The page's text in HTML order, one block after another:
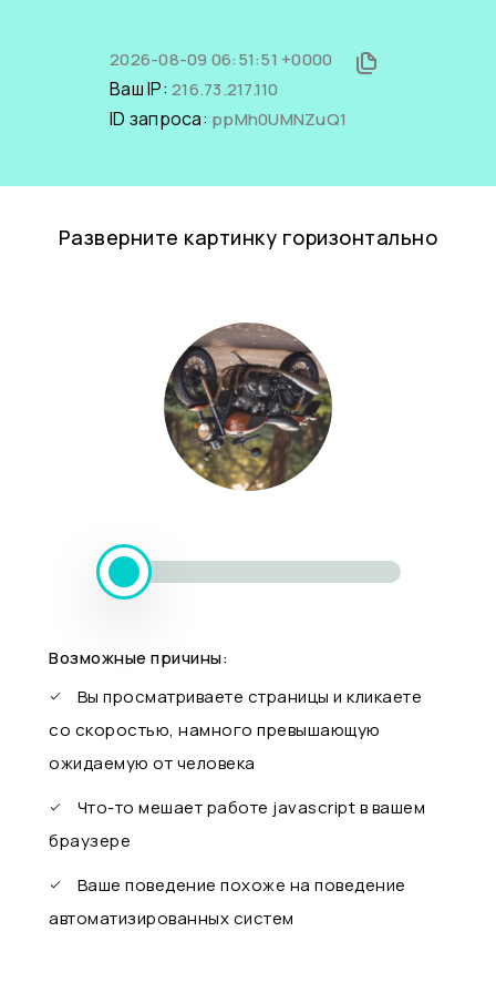
2026-08-09 06:51:51 +0000
Ваш IP: 216.73.217.110
ID запроса: ppMh0UMNZuQ1
Разверните картинку горизонтально
Возможные причины:
Вы просматриваете страницы и кликаете
со скоростью, намного превышающую
ожидаемую от человека
Что-то мешает работе javascript в вашем
браузере
Ваше поведение похоже на поведение
автоматизированных систем